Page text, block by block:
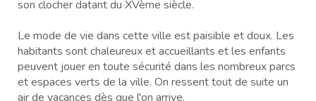
son clocher datant du XVème siècle.
Le mode de vie dans cette ville est paisible et doux. Les
habitants sont chaleureux et accueillants et les enfants
peuvent jouer en toute sécurité dans les nombreux parcs
et espaces verts de la ville. On ressent tout de suite un
air de vacances dès que l'on arrive.